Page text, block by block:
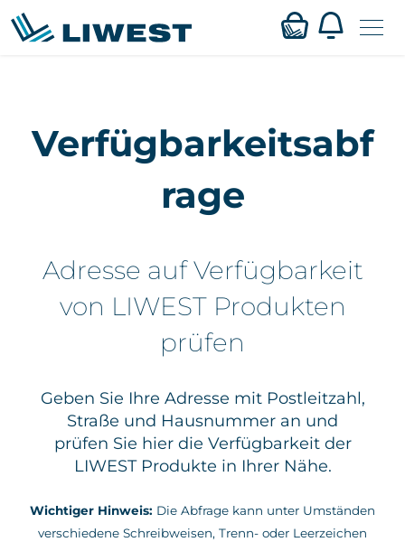
springen
Webmail
Verfügbarkeit
Kontakt
Verfügbarkeitsabf
rage
Adresse auf Verfügbarkeit
von LIWEST Produkten
prüfen
Geben Sie Ihre Adresse mit Postleitzahl,
Straße und Hausnummer an und
prüfen Sie hier die Verfügbarkeit der
LIWEST Produkte in Ihrer Nähe.
Wichtiger Hinweis: Die Abfrage kann unter Umständen
verschiedene Schreibweisen, Trenn- oder Leerzeichen